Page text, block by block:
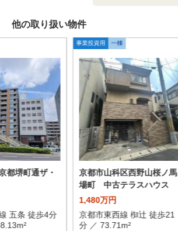
他の取り扱い物件
都堺町通ザ・
五条 徒歩4分
事業投資用 一棟
京都市山科区西野山桜ノ馬
場町 中古テラスハウス
1,480万円
京都市東西線 椥辻 徒歩21
分 ／ 73.71m²